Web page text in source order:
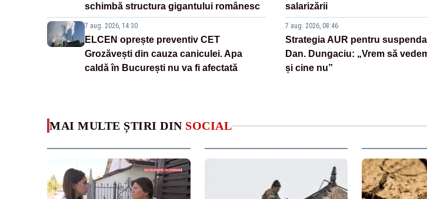
schimbă structura gigantului românesc
7 aug. 2026, 14:30
ELCEN oprește preventiv CET
Grozăvești din cauza caniculei. Apa
caldă în București nu va fi afectată
salarizării
7 aug. 2026, 08:46
Strategia AUR pentru
Dan. Dungaciu: „Vrem să
și cine nu”
MAI MULTE ȘTIRI DIN SOCIAL